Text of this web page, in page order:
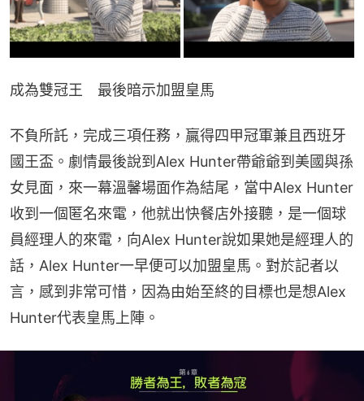
成為雙冠王　最後暗示加盟皇馬
不負所託，完成三項任務，贏得四甲冠軍兼且西班牙
國王盃。劇情最後說到Alex Hunter帶爺爺到美國與孫
女見面，來一幕溫馨場面作為結尾，當中Alex Hunter
收到一個匿名來電，他就出快餐店外接聽，是一個球
員經理人的來電，向Alex Hunter說如果她是經理人的
話，Alex Hunter一早便可以加盟皇馬。對於記者以
言，感到非常可惜，因為由始至終的目標也是想Alex
Hunter代表皇馬上陣。